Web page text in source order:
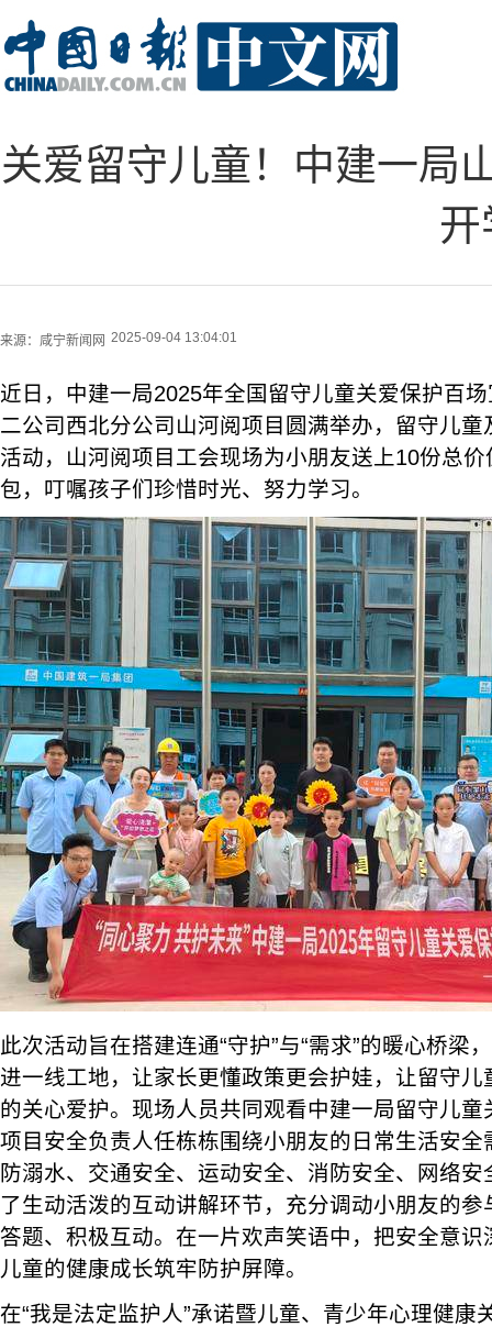
关爱留守儿童！中建一局
开
来源： 咸宁新闻网 2025-09-04 13:04:01
近日，中建一局2025年全国留守儿童关爱保护百
二公司西北分公司山河阅项目圆满举办，留守儿
活动，山河阅项目工会现场为小朋友送上10份总
包，叮嘱孩子们珍惜时光、努力学习。
此次活动旨在搭建连通“守护”与“需求”的暖心桥梁
进一线工地，让家长更懂政策更会护娃，让留守
的关心爱护。现场人员共同观看中建一局留守儿
项目安全负责人任栋栋围绕小朋友的日常生活安
防溺水、交通安全、运动安全、消防安全、网络
了生动活泼的互动讲解环节，充分调动小朋友的
答题、积极互动。在一片欢声笑语中，把安全意
儿童的健康成长筑牢防护屏障。
在“我是法定监护人”承诺暨儿童、青少年心理健康